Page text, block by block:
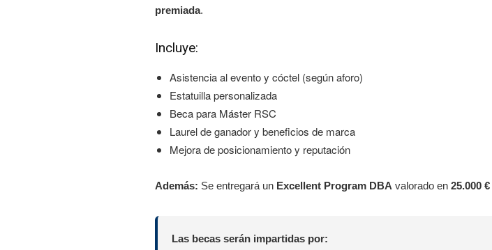
premiada.
Incluye:
Asistencia al evento y cóctel (según aforo)
Estatuilla personalizada
Beca para Máster RSC
Laurel de ganador y beneficios de marca
Mejora de posicionamiento y reputación
Además: Se entregará un Excellent Program DBA valorado en 25.000 €
Las becas serán impartidas por: